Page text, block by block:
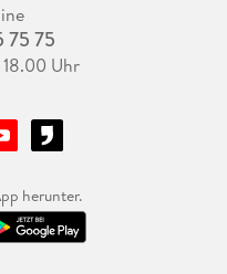
75 75
Uhr
herunter.